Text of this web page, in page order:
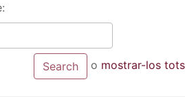
o mostrar-los tots